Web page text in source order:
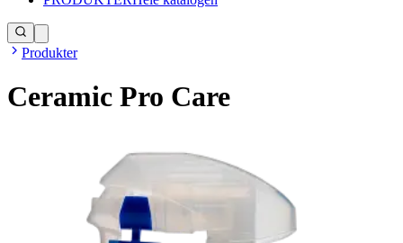
Produkter
Ceramic Pro Care